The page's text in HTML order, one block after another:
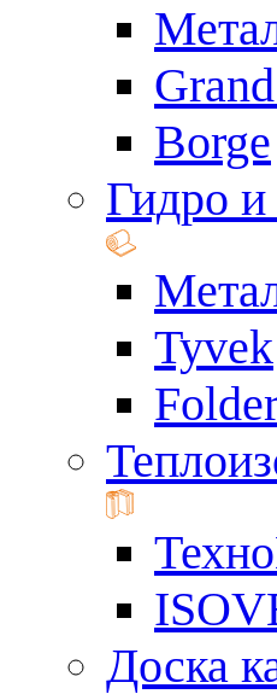
Borge
Гидро и
Tyvek
Доска